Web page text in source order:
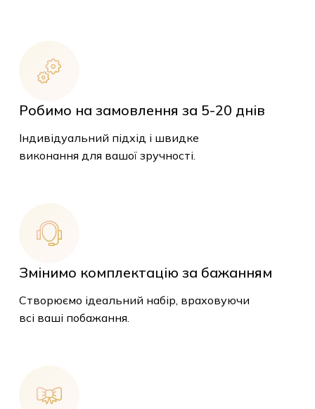
Робимо на замовлення за 5-20 днів
Індивідуальний підхід і швидке
виконання для вашої зручності.
Змінимо комплектацію за бажанням
Створюємо ідеальний набір, враховуючи
всі ваші побажання.